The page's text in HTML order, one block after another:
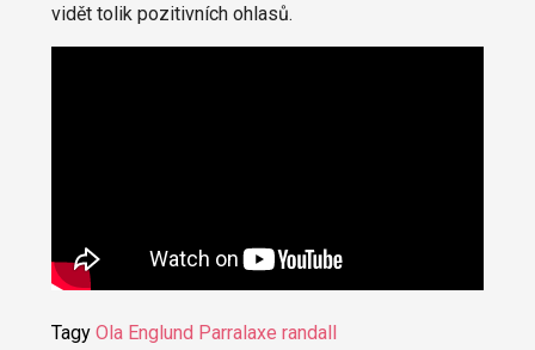
vidět tolik pozitivních ohlasů.
Tagy Ola Englund Parralaxe randall